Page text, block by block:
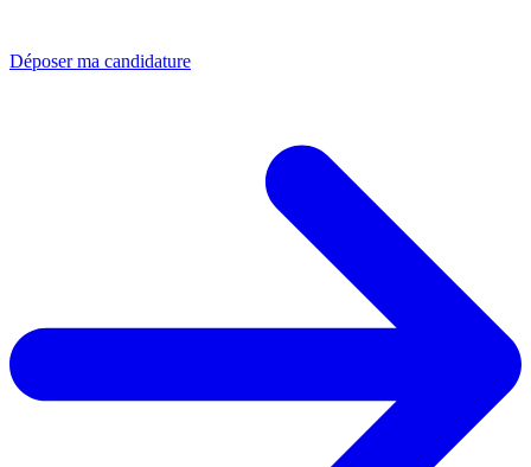
Déposer ma candidature